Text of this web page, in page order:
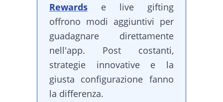
Rewardse live gifting
offrono modi aggiuntivi per
guadagnare direttamente
nell'app. Post costanti,
strategie innovative e la
giusta configurazione fanno
la differenza.